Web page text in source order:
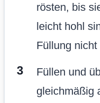
rösten, bis
leicht hohl
Füllung nicht
Füllen und
gleichmäßig